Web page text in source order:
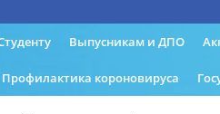
Выпусникам и ДПО
Профилактика короновируса